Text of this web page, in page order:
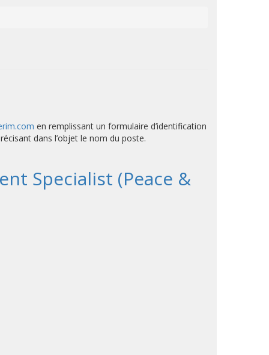
en remplissant un formulaire d’identification
dans l’objet le nom du poste.
Specialist (Peace &